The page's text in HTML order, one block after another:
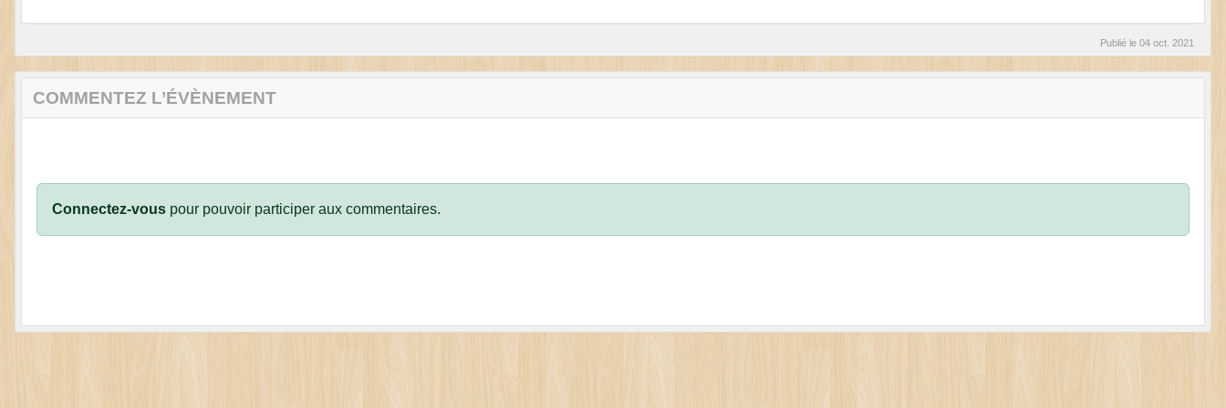
Publié le 04 oct. 2021
COMMENTEZ L’ÉVÈNEMENT
Connectez-vous pour pouvoir participer aux commentaires.